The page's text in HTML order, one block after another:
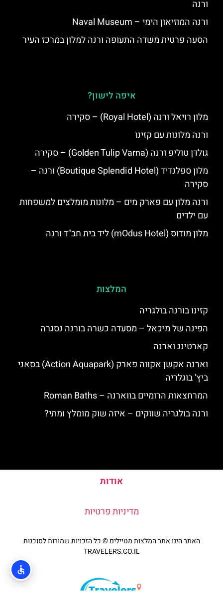
ורנה
ורנה המוזיאון הימי – Naval Museum
הסעה פרטית משדה התעופה ורנה למלון במרכז העיר
איפה לישון?
מלון רויאל ורנה (Royal Hotel) – סקירה
ורנה מלונות עם קזינו
גולדן טוליפ ורנה (Golden Tulip Varna) – סקירה
מלון ספלנדיד (Boutique Splendid Hotel) ורנה –
סקירה
ורנה מלון עם פארק מים – מלונות מומלצים למשפחות
עם ילדים
מלון מודוס (mOdus Hotel) ליד בית חב"ד ורנה
המלצות
קזינו בורנה בולגריה
הפינה של מיכאל – מסעדה כשרה בורנה נסגרה
קארטינג וארנה
וארנה אקשן אקווה פארק (Action Aquapark) בסאני
ביץ' בוגלריה
המרחצאות הרומיים בווארנה – Roman Baths
ורנה בולגריה שווקים – איזה שוק מומלץ ומתי?
אודות
מדיניות פרטיות
האתר הינו אתר המלצות מטיילים © כל הזכויות שמורות לסוכנות
TRAVELERS.CO.IL